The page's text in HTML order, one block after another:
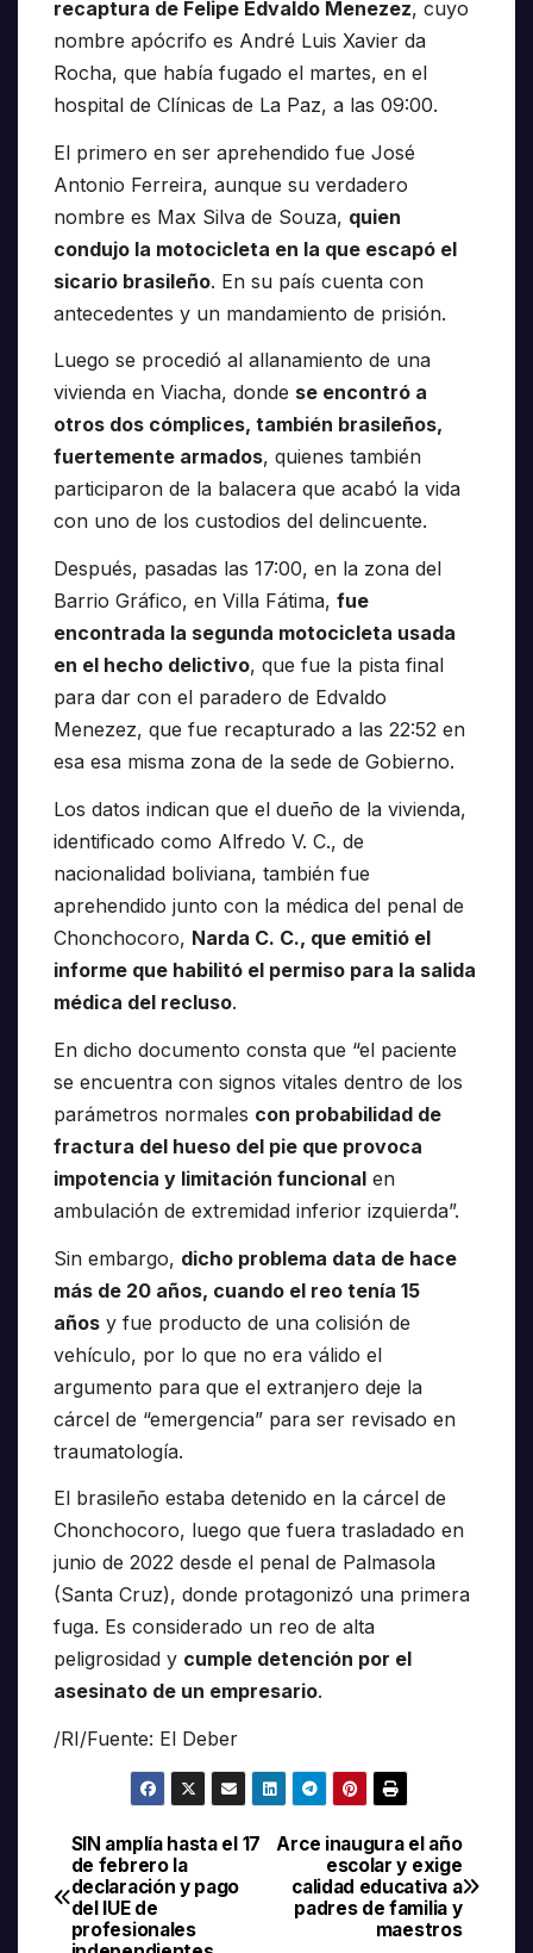
recaptura de Felipe Edvaldo Menezez, cuyo
nombre apócrifo es André Luis Xavier da
Rocha, que había fugado el martes, en el
hospital de Clínicas de La Paz, a las 09:00.
El primero en ser aprehendido fue José
Antonio Ferreira, aunque su verdadero
nombre es Max Silva de Souza, quien
condujo la motocicleta en la que escapó el
sicario brasileño. En su país cuenta con
antecedentes y un mandamiento de prisión.
Luego se procedió al allanamiento de una
vivienda en Viacha, donde se encontró a
otros dos cómplices, también brasileños,
fuertemente armados, quienes también
participaron de la balacera que acabó la vida
con uno de los custodios del delincuente.
Después, pasadas las 17:00, en la zona del
Barrio Gráfico, en Villa Fátima, fue
encontrada la segunda motocicleta usada
en el hecho delictivo, que fue la pista final
para dar con el paradero de Edvaldo
Menezez, que fue recapturado a las 22:52 en
esa esa misma zona de la sede de Gobierno.
Los datos indican que el dueño de la vivienda,
identificado como Alfredo V. C., de
nacionalidad boliviana, también fue
aprehendido junto con la médica del penal de
Chonchocoro, Narda C. C., que emitió el
informe que habilitó el permiso para la salida
médica del recluso.
En dicho documento consta que “el paciente
se encuentra con signos vitales dentro de los
parámetros normales con probabilidad de
fractura del hueso del pie que provoca
impotencia y limitación funcional en
ambulación de extremidad inferior izquierda”.
Sin embargo, dicho problema data de hace
más de 20 años, cuando el reo tenía 15
años y fue producto de una colisión de
vehículo, por lo que no era válido el
argumento para que el extranjero deje la
cárcel de “emergencia” para ser revisado en
traumatología.
El brasileño estaba detenido en la cárcel de
Chonchocoro, luego que fuera trasladado en
junio de 2022 desde el penal de Palmasola
(Santa Cruz), donde protagonizó una primera
fuga. Es considerado un reo de alta
peligrosidad y cumple detención por el
asesinato de un empresario.
/RI/Fuente: El Deber
Navegación
de
Arce inaugura el año
escolar y exige
calidad educativa a
padres de familia y
maestros
SIN amplía hasta el 17
de febrero la
declaración y pago
del IUE de
profesionales